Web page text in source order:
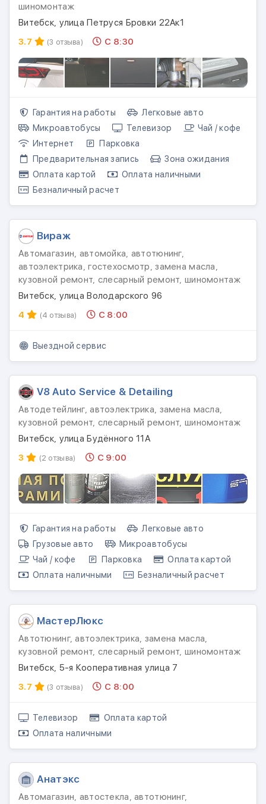
шиномонтаж
Витебск, улица Петруся Бровки 22Aк1
3.7
(3 отзыва) С 8:30
Гарантия на работы
Легковые авто
Микроавтобусы
Телевизор
Чай / кофе
Интернет
Парковка
Предварительная запись
Зона ожидания
Оплата картой
Оплата наличными
Безналичный расчет
Вираж
Автомагазин, автомойка, автотюнинг,
автоэлектрика, гостехосмотр, замена масла,
кузовной ремонт, слесарный ремонт, шиномонтаж
Витебск, улица Володарского 96
4
(4 отзыва) С 8:00
Выездной сервис
V8 Auto Service & Detailing
Автодетейлинг, автоэлектрика, замена масла,
кузовной ремонт, слесарный ремонт, шиномонтаж
Витебск, улица Будённого 11А
3
(2 отзыва) С 9:00
Гарантия на работы
Легковые авто
Грузовые авто
Микроавтобусы
Чай / кофе
Парковка
Оплата картой
Оплата наличными
Безналичный расчет
МастерЛюкс
Автотюнинг, автоэлектрика, замена масла,
кузовной ремонт, слесарный ремонт, шиномонтаж
Витебск, 5-я Кооперативная улица 7
3.7
(3 отзыва) С 8:00
Телевизор
Оплата картой
Оплата наличными
Анатэкс
Автомагазин, автостекла, автотюнинг,